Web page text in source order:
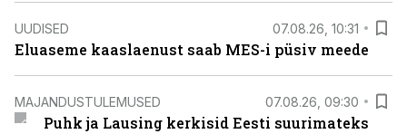
UUDISED 07.08.26, 10:31
Eluaseme kaaslaenust saab MES-i püsiv meede
MAJANDUSTULEMUSED 07.08.26, 09:30
Puhk ja Lausing kerkisid Eesti suurimateks